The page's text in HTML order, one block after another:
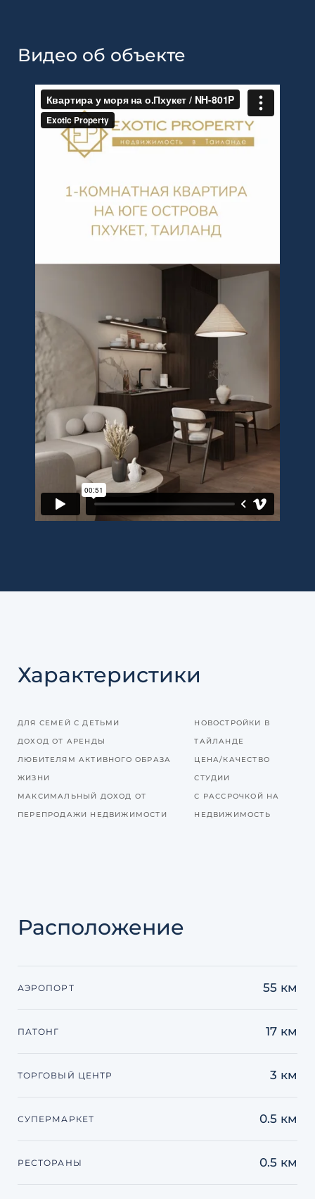
Видео об объекте
Характеристики
ДЛЯ СЕМЕЙ С ДЕТЬМИ
ДОХОД ОТ АРЕНДЫ
ЛЮБИТЕЛЯМ АКТИВНОГО ОБРАЗА
ЖИЗНИ
МАКСИМАЛЬНЫЙ ДОХОД ОТ
ПЕРЕПРОДАЖИ НЕДВИЖИМОСТИ
НОВОСТРОЙКИ В
ТАЙЛАНДЕ
ЦЕНА/КАЧЕСТВО
СТУДИИ
С РАССРОЧКОЙ НА
НЕДВИЖИМОСТЬ
Расположение
АЭРОПОРТ 55 км
ПАТОНГ 17 км
ТОРГОВЫЙ ЦЕНТР 3 км
СУПЕРМАРКЕТ 0.5 км
РЕСТОРАНЫ 0.5 км